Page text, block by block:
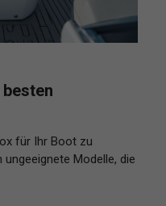
für Ihr Boot zu
Modelle, die